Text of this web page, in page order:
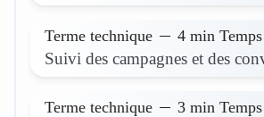
Terme technique 4 min
Suivi des campagnes et des
Terme technique 3 min